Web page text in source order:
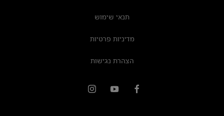
תנאי שימוש
מדיניות פרטיות
הצהרת נגישות